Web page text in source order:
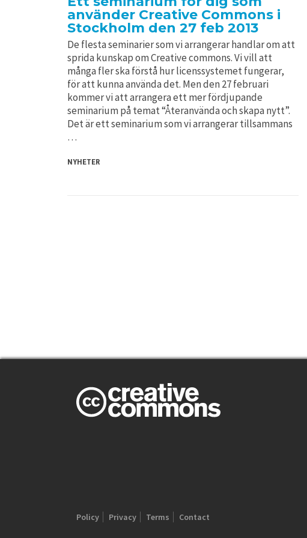
använder Creative Commons i
Stockholm den 27 feb 2013
De flesta seminarier som vi arrangerar handlar om att
sprida kunskap om Creative commons. Vi vill att
många fler ska förstå hur licenssystemet fungerar,
för att kunna använda det. Men den 27 februari
kommer vi att arrangera ett mer fördjupande
seminarium på temat “Återanvända och skapa nytt”.
Det är ett seminarium som vi arrangerar tillsammans
…
NYHETER
Policy Privacy Terms Contact